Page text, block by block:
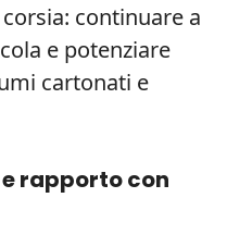
continuare a
e potenziare
cartonati e
rapporto con